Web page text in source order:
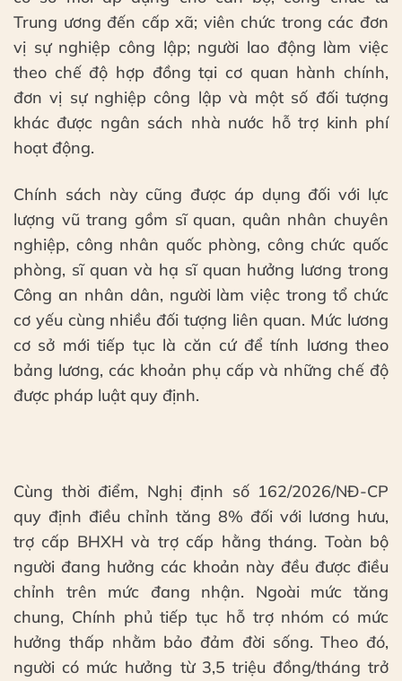
Trung ương đến cấp xã; viên chức trong các đơn
vị sự nghiệp công lập; người lao động làm việc
theo chế độ hợp đồng tại cơ quan hành chính,
đơn vị sự nghiệp công lập và một số đối tượng
khác được ngân sách nhà nước hỗ trợ kinh phí
hoạt động.
Chính sách này cũng được áp dụng đối với lực
lượng vũ trang gồm sĩ quan, quân nhân chuyên
nghiệp, công nhân quốc phòng, công chức quốc
phòng, sĩ quan và hạ sĩ quan hưởng lương trong
Công an nhân dân, người làm việc trong tổ chức
cơ yếu cùng nhiều đối tượng liên quan. Mức lương
cơ sở mới tiếp tục là căn cứ để tính lương theo
bảng lương, các khoản phụ cấp và những chế độ
được pháp luật quy định.
Cùng thời điểm, Nghị định số 162/2026/NĐ-CP
quy định điều chỉnh tăng 8% đối với lương hưu,
trợ cấp BHXH và trợ cấp hằng tháng. Toàn bộ
người đang hưởng các khoản này đều được điều
chỉnh trên mức đang nhận. Ngoài mức tăng
chung, Chính phủ tiếp tục hỗ trợ nhóm có mức
hưởng thấp nhằm bảo đảm đời sống. Theo đó,
người có mức hưởng từ 3,5 triệu đồng/tháng trở